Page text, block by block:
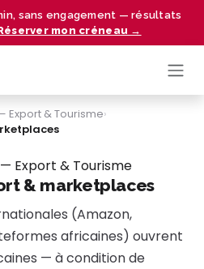
sans engagement — résultats
mon créneau →
Export & Tourisme›
— Export & Tourisme
& marketplaces
(Amazon,
africaines) ouvrent
— à condition de